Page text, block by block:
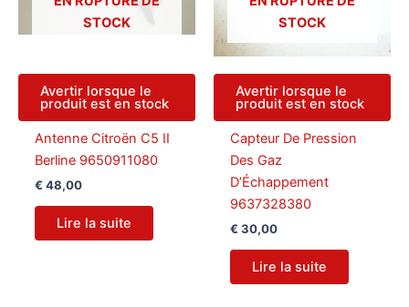
STOCK
Avertir lorsque le
produit est en stock
Antenne Citroën C5 II
Berline 9650911080
€ 48,00
Lire la suite
STOCK
Avertir lorsque le
produit est en stock
Capteur De Pression
Des Gaz
D’Échappement
9637328380
€ 30,00
Lire la suite